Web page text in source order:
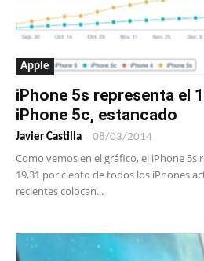
Apple
iPhone 5s representa el
iPhone 5c, estancado
Javier Castilla - 08/03/2014
Como vemos en el gráfico, el iPhone
19,31 por ciento de todos los iPhones
recientes colocan...